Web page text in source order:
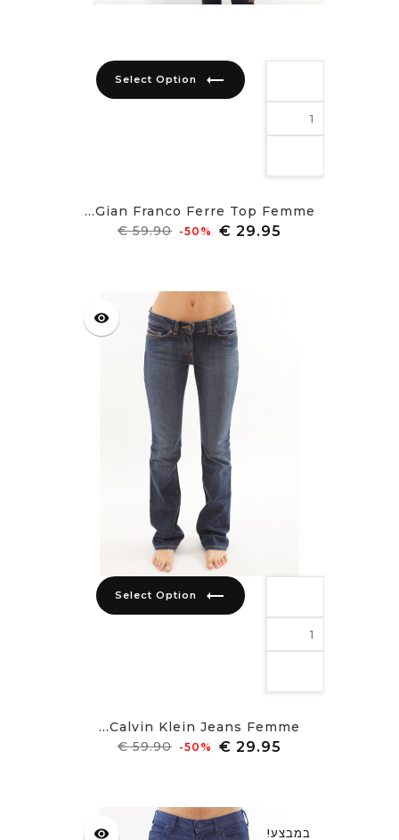
trending_flat
Gian Franco Ferre Top Femme...
מחיר
‎-50% מחיר
trending_flat
visibility
Calvin Klein Jeans Femme...
מחיר
‎-50% מחיר
במבצע! visibility